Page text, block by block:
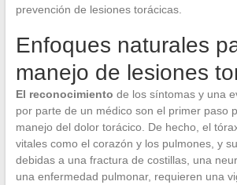
prevención de lesiones torácicas.
Enfoques naturales
manejo de lesiones
El reconocimiento de los síntomas y una
por parte de un médico son el primer paso
manejo del dolor torácico. De hecho, el
vitales como el corazón y los pulmones, y
debidas a una fractura de costillas, una
una enfermedad pulmonar, requieren una